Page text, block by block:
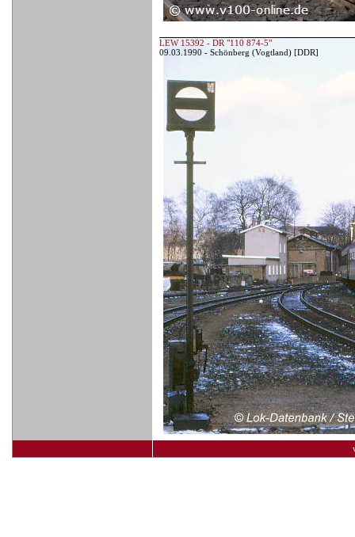
LEW 15392 - DR "110 874-5"
09.03.1990 - Schönberg (Vogtland) [DDR]